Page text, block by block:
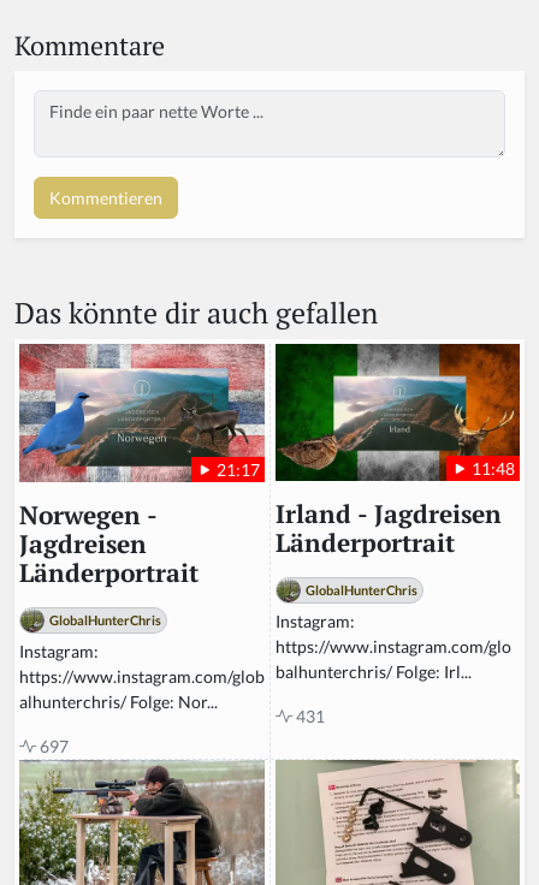
Kommentare
Body
Das könnte dir auch gefallen
21:17
Norwegen -
Jagdreisen
Länderportrait
GlobalHunterChris
Instagram:
https://www.instagram.com/glob
alhunterchris/ Folge: Nor...
697
11:48
Irland - Jagdreisen
Länderportrait
GlobalHunterChris
Instagram:
https://www.instagram.com/glo
balhunterchris/ Folge: Irl...
431